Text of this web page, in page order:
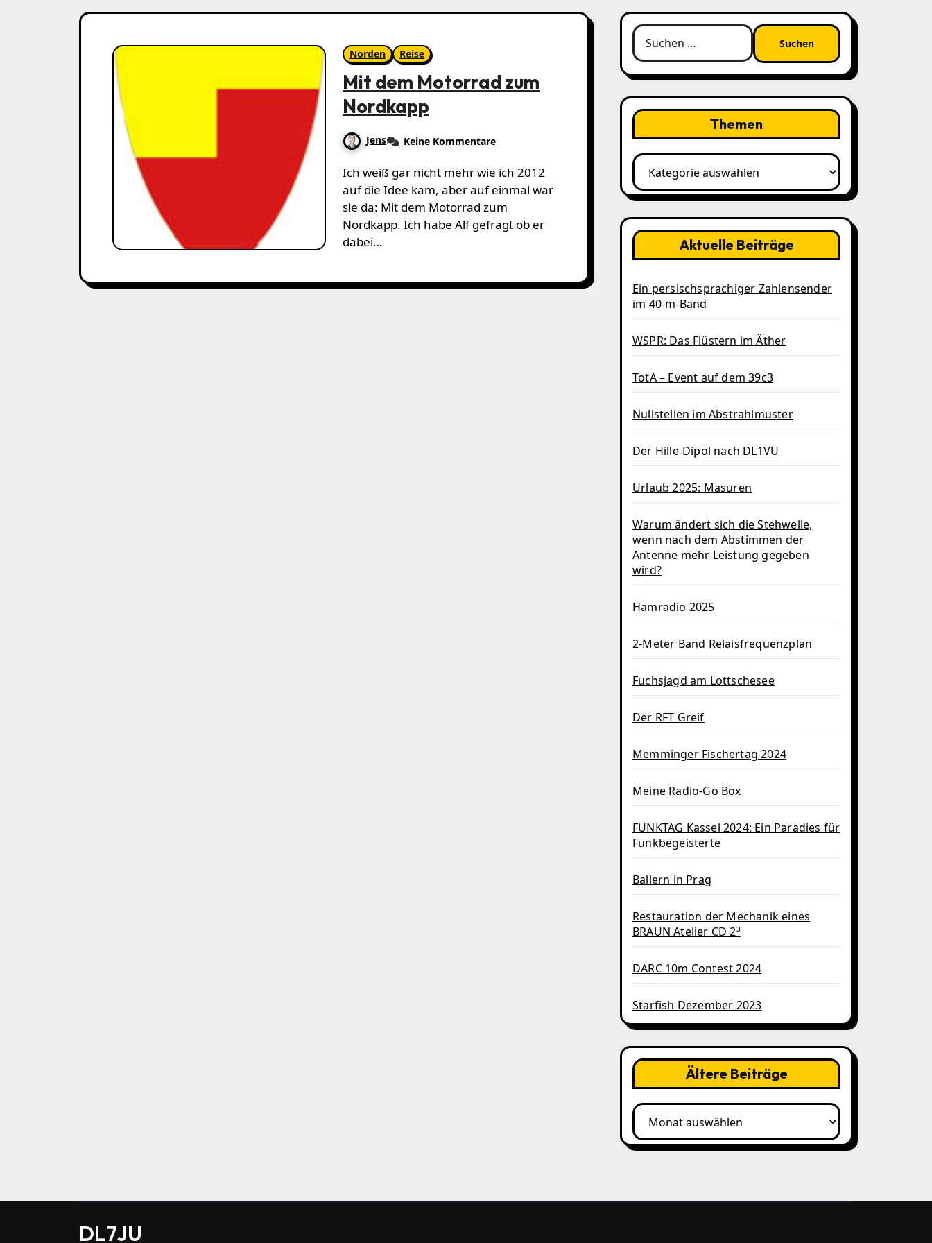
Norden Reise
Mit dem Motorrad zum
Nordkapp
Jens Keine Kommentare
Ich weiß gar nicht mehr wie ich 2012
auf die Idee kam, aber auf einmal war
sie da: Mit dem Motorrad zum
Nordkapp. Ich habe Alf gefragt ob er
dabei…
Suchen
nach:
Themen
Themen
Aktuelle Beiträge
Ein persischsprachiger Zahlensender
im 40‑m‑Band
WSPR: Das Flüstern im Äther
TotA – Event auf dem 39c3
Nullstellen im Abstrahlmuster
Der Hille-Dipol nach DL1VU
Urlaub 2025: Masuren
Warum ändert sich die Stehwelle,
wenn nach dem Abstimmen der
Antenne mehr Leistung gegeben
wird?
Hamradio 2025
2-Meter Band Relaisfrequenzplan
Fuchsjagd am Lottschesee
Der RFT Greif
Memminger Fischertag 2024
Meine Radio-Go Box
FUNKTAG Kassel 2024: Ein Paradies für
Funkbegeisterte
Ballern in Prag
Restauration der Mechanik eines
BRAUN Atelier CD 2³
DARC 10m Contest 2024
Starfish Dezember 2023
Ältere Beiträge
Ältere
Beiträge
DL7JU